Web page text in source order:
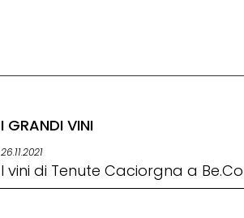
I GRANDI VINI
26.11.2021
I vini di Tenute Caciorgna a